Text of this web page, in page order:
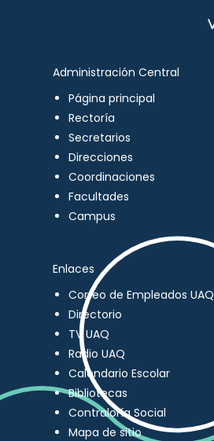
Administración Central
Página principal
Rectoría
Secretarios
Direcciones
Coordinaciones
Facultades
Campus
Enlaces
Correo de Empleados UAQ
Directorio
TV UAQ
Radio UAQ
Calendario Escolar
Bibliotecas
Contraloría Social
Mapa de sitio